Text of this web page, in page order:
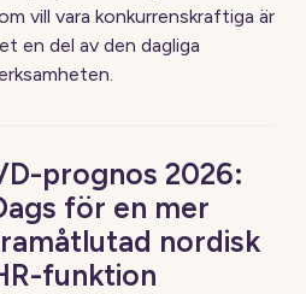
vill vara konkurrenskraftiga är
en del av den dagliga
prognos 2026:
för en mer
nordisk
funktion